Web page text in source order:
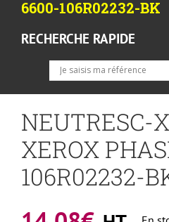
6600-106R02232-BK
RECHERCHE RAPIDE
NEUTRESC-
XEROX
106R02232-